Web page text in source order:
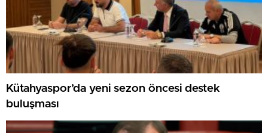
Kütahyaspor’da yeni sezon öncesi destek
buluşması